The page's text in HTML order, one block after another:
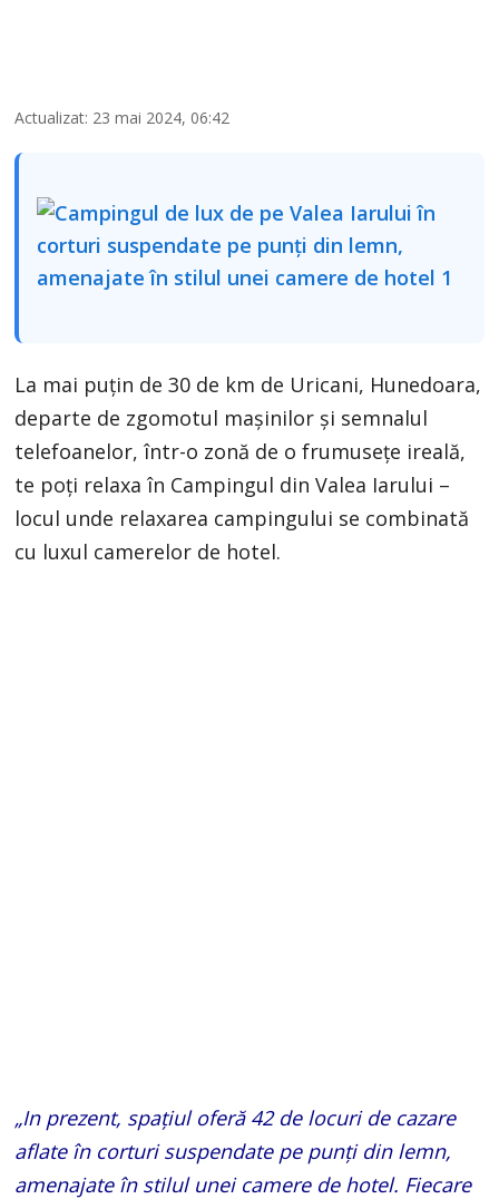
Actualizat: 23 mai 2024, 06:42
La mai puțin de 30 de km de Uricani, Hunedoara,
departe de zgomotul mașinilor și semnalul
telefoanelor, într-o zonă de o frumusețe ireală,
te poți relaxa în Campingul din Valea Iarului –
locul unde relaxarea campingului se combinată
cu luxul camerelor de hotel.
„In prezent, spațiul oferă 42 de locuri de cazare
aflate în corturi suspendate pe punți din lemn,
amenajate în stilul unei camere de hotel. Fiecare